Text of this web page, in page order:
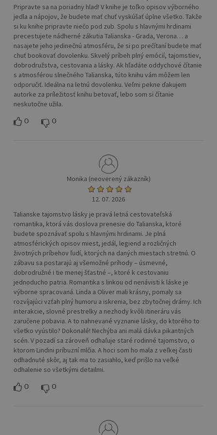
Pripravte sa na poriadny hlad! V knihe je toľko opisov výborného
jedla a nápojov, že budete mať chuť vyskúšať úplne všetko. Takže
si ku knihe pripravte niečo pod zub. Spolu s hlavnými hrdinami
precestujete nádherné zákutia Talianska - Grada, Verona… a
nasajete jeho jedinečnú atmosféru, že si po prečítaní budete mať
chuť bookovať dovolenku. Skvelý príbeh plný emócií, tajomstiev,
dobrodružstva, cestovania a lásky. Ak hľadáte oddychové čítanie
s atmosférou slnečného Talianska, túto knihu vám môžem len
odporučiť. Ideálna na letnú dovolenku. Veľmi pekne ďakujem
autorke za príležitosť knihu betovať, lebo som si čítanie
neskutočne užila.
0 0
Monika (neoverený zákazník)
12. 07. 2026
Talianske tajomstvo lásky je pravá letná cestovateľská
romantika, ktorá vás doslova prenesie do Talianska, ktoré
budete spoznávať spolu s hlavnými hrdinami. Je plná
atmosférických opisov miest, jedál, legiend a rozličných
životných príbehov ľudí, ktorých na daných miestach stretnú. O
zábavu sa postarajú aj všemožné príhody – úsmevné,
dobrodružné i tie menej šťastné –, ktoré k cestovaniu
jednoducho patria. Romantika s linkou od nenávisti k láske je
výborne spracovaná. Linda a Oliver mali krásny, pomaly sa
rozvíjajúci vzťah plný humoru a iskrenia, bez zbytočnej drámy. Ich
interakcie, slovné prestrelky a nezhody kvôli itineráru vás
zaručene pobavia. A to nahnevané vyznanie lásky, do ktorého to
všetko vyústilo? Dokonalé! Nechýba ani malá dávka pikantných
scén. V pozadí sa zároveň odhaľuje staré rodinné tajomstvo, o
ktorom Lindini príbuzní mlčia. A hoci som ho mala z veľkej časti
odhadnuté skôr, aj tak ma to zasiahlo, keď prišlo na veľké
odhalenie so všetkými detailmi.
0 0